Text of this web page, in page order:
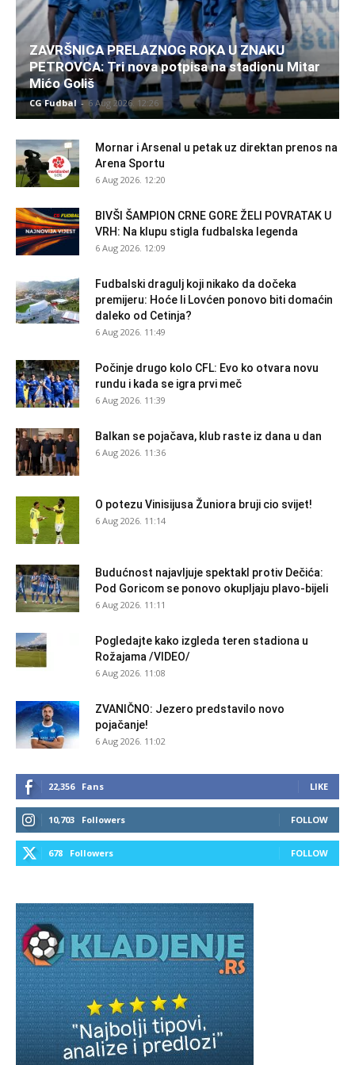
ZAVRŠNICA PRELAZNOG ROKA U ZNAKU
PETROVCA: Tri nova potpisa na stadionu Mitar
Mićo Goliš
CG Fudbal - 6 Aug 2026. 12:26
Mornar i Arsenal u petak uz direktan prenos na
Arena Sportu
6 Aug 2026. 12:20
BIVŠI ŠAMPION CRNE GORE ŽELI POVRATAK U
VRH: Na klupu stigla fudbalska legenda
6 Aug 2026. 12:09
Fudbalski dragulj koji nikako da dočeka
premijeru: Hoće li Lovćen ponovo biti domaćin
daleko od Cetinja?
6 Aug 2026. 11:49
Počinje drugo kolo CFL: Evo ko otvara novu
rundu i kada se igra prvi meč
6 Aug 2026. 11:39
Balkan se pojačava, klub raste iz dana u dan
6 Aug 2026. 11:36
O potezu Vinisijusa Žuniora bruji cio svijet!
6 Aug 2026. 11:14
Budućnost najavljuje spektakl protiv Dečića:
Pod Goricom se ponovo okupljaju plavo-bijeli
6 Aug 2026. 11:11
Pogledajte kako izgleda teren stadiona u
Rožajama /VIDEO/
6 Aug 2026. 11:08
ZVANIČNO: Jezero predstavilo novo
pojačanje!
6 Aug 2026. 11:02
22,356 Fans LIKE
10,703 Followers FOLLOW
678 Followers FOLLOW